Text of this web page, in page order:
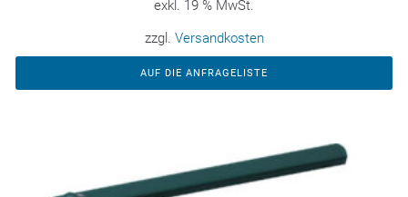
exkl. 19 % MwSt.
zzgl. Versandkosten
AUF DIE ANFRAGELISTE